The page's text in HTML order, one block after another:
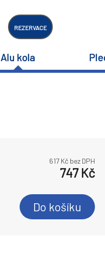
REZERVACE
Alu kola
617 Kč bez DPH
747Kč
Do košíku